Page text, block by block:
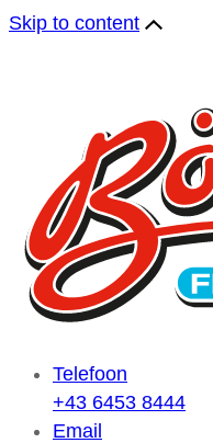
Skip to content
Telefoon
+43 6453 8444
Email